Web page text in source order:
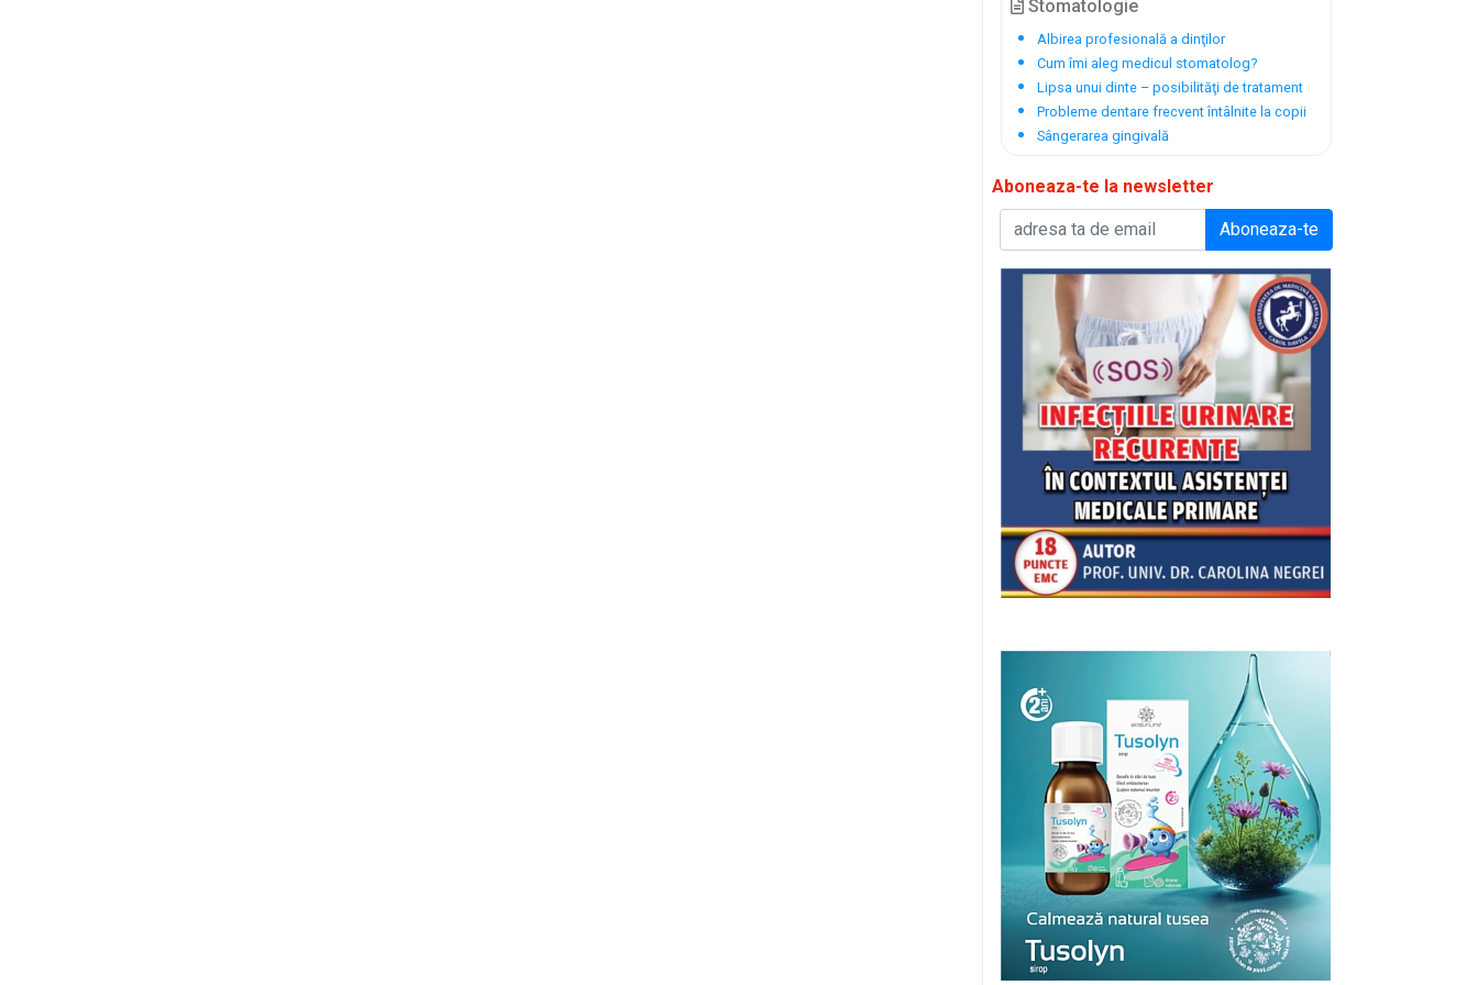
Stomatologie
Albirea profesională a dinţilor
Cum îmi aleg medicul stomatolog?
Lipsa unui dinte – posibilităţi de tratament
Probleme dentare frecvent întâlnite la copii
Sângerarea gingivală
Aboneaza-te la newsletter
Aboneaza-te